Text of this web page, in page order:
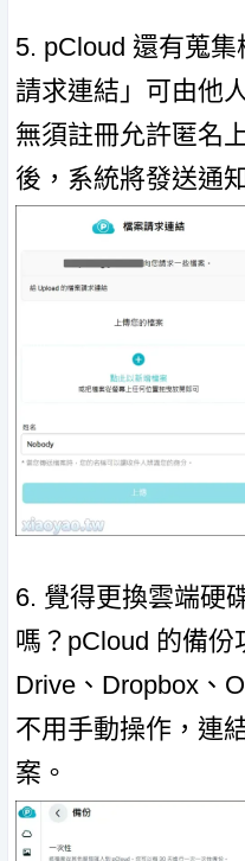
5. pCloud 還有蒐
請求連結」可由他
無須註冊允許匿名
後，系統將發送通
6. 覺得更換雲端硬
嗎？pCloud 的備份
Drive、Dropbox、
不用手動操作，連
案。